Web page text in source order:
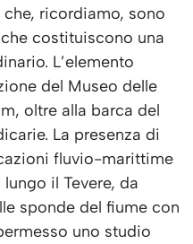
ricordiamo, sono
costituiscono una
L’elemento
del Museo delle
oltre alla barca del
La presenza di
fluvio-marittime
il Tevere, da
sponde del fiume con
uno studio